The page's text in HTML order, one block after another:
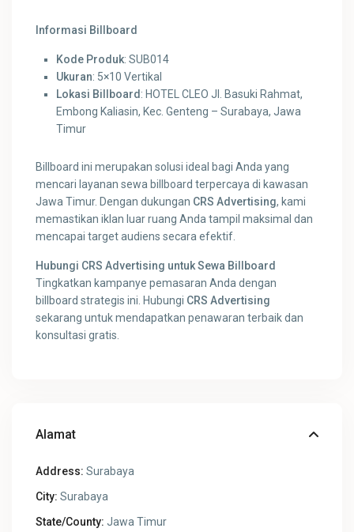
Informasi Billboard
Kode Produk: SUB014
Ukuran: 5×10 Vertikal
Lokasi Billboard : HOTEL CLEO Jl. Basuki Rahmat,
Embong Kaliasin, Kec. Genteng – Surabaya, Jawa
Timur
Billboard ini merupakan solusi ideal bagi Anda yang
mencari layanan sewa billboard terpercaya di kawasan
Jawa Timur. Dengan dukungan CRS Advertising, kami
memastikan iklan luar ruang Anda tampil maksimal dan
mencapai target audiens secara efektif.
Hubungi CRS Advertising untuk Sewa Billboard
Tingkatkan kampanye pemasaran Anda dengan
billboard strategis ini. Hubungi CRS Advertising
sekarang untuk mendapatkan penawaran terbaik dan
konsultasi gratis.
Alamat
Address: Surabaya
City: Surabaya
State/County: Jawa Timur